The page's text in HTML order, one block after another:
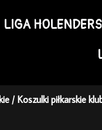
LIGA
/Koszulki piłkarskie